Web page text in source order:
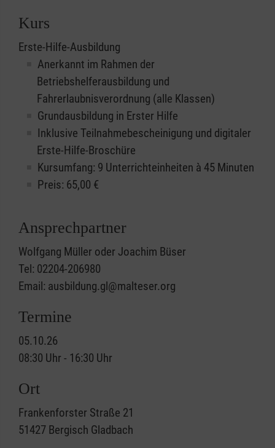
Kurs
Erste-Hilfe-Ausbildung
Anerkannt im Rahmen der
Betriebshelferausbildung und
Fahrerlaubnisverordnung (alle Klassen)
Grundausbildung in Erster Hilfe
Inklusive Teilnahmebescheinigung und digitaler
Erste-Hilfe-Broschüre
Kursumfang: 9 Unterrichteinheiten à 45 Minuten
Preis: 65,00 €
Ansprechpartner
Wolfgang Müller oder Joachim Büser
Tel: 02204-206980
Email: ausbildung.gl@malteser.org
Termine
05.10.26
08:30 Uhr - 16:30 Uhr
Ort
Frankenforster Straße 21
51427 Bergisch Gladbach